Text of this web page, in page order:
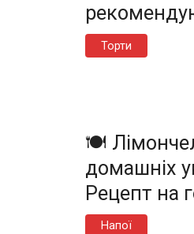
Торти
🍽️
домашніх
Рецепт на
Напої